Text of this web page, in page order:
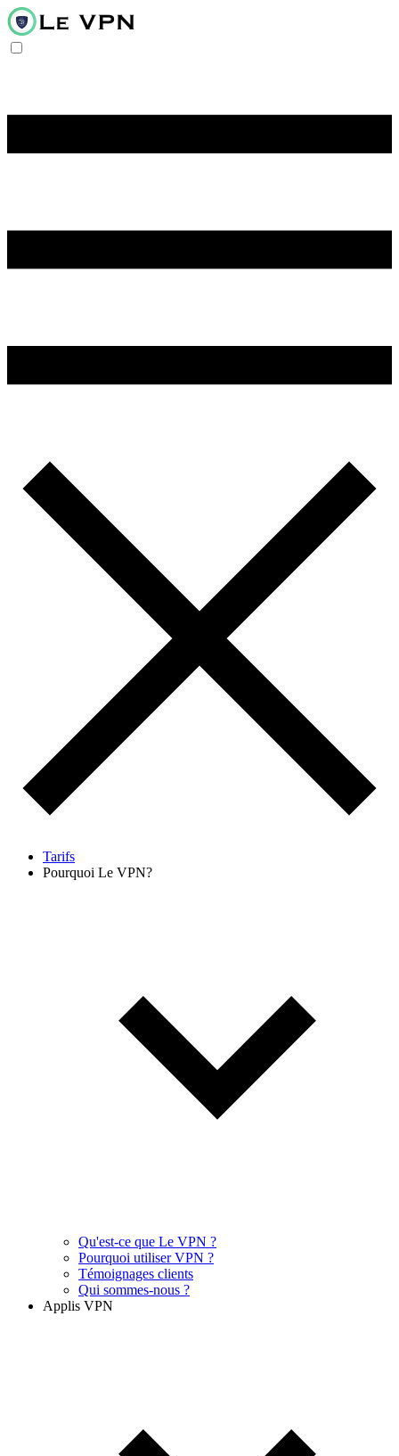
Tarifs
Pourquoi Le VPN?
Qu'est-ce que Le VPN ?
Pourquoi utiliser VPN ?
Témoignages clients
Qui sommes-nous ?
Applis VPN